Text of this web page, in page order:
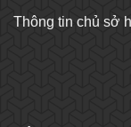
Thông tin chủ sở